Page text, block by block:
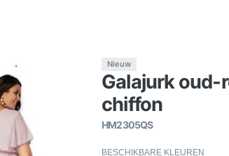
Nieuw
Galajurk
chiffon
HM2305QS
BESCHIKBARE KLEUREN